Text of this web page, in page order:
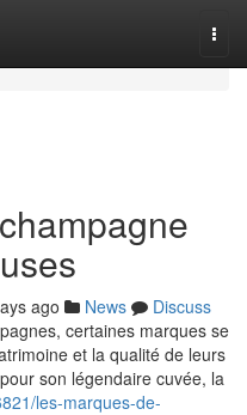
ago News
Discuss
certaines marques se
et la qualité de leurs
son légendaire cuvée, la
les-marques-de-